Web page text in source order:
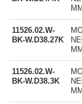
MM
11526.02.W-
BK-W.D38.27K
MM
11526.02.W-
BK-W.D38.3K
MM